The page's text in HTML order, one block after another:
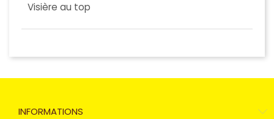
Visière au top
INFORMATIONS